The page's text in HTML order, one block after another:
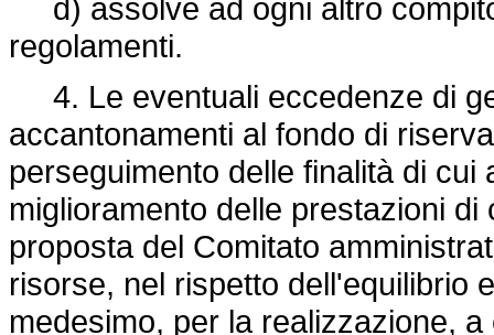
d) assolve ad ogni altro
regolamenti.
4. Le eventuali eccedenze di
accantonamenti al fondo di
perseguimento delle finalità di
miglioramento delle prestazioni
proposta del Comitato
risorse, nel rispetto dell'equilibrio
medesimo, per la realizzazione,